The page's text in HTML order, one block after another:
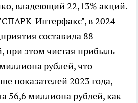
владеющий 22,13% акций.
Интерфакс", в 2024
составила 88
при этом чистая прибыль
рублей, что
показателей 2023 года,
56,6 миллиона рублей, как